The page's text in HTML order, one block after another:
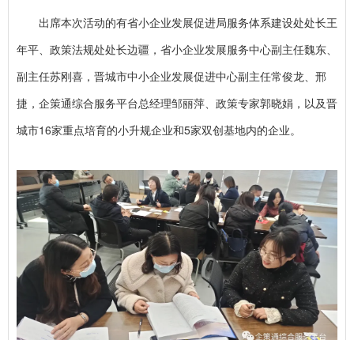
出席本次活动的有省小企业发展促进局服务体系建设处处长王
年平、政策法规处处长边疆，省小企业发展服务中心副主任魏东、
副主任苏刚喜，晋城市中小企业发展促进中心副主任常俊龙、邢
捷，企策通综合服务平台总经理邹丽萍、政策专家郭晓娟，以及晋
城市16家重点培育的小升规企业和5家双创基地内的企业。